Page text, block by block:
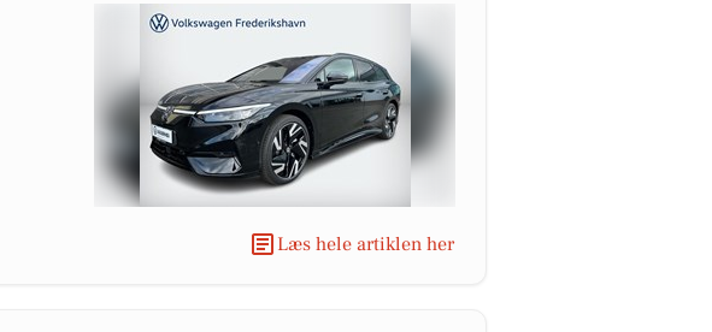
Læs hele artiklen her